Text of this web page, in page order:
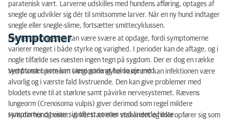
paratenisk vært. Larverne udskilles med hundens afføring, optages af
snegle og udvikler sig dér til smitsomme larver. Når en ny hund indtager
snegle eller snegle-slime, fortsætter smittecyklussen.
Symptomer
Hjerte- og lungeorm kan være svære at opdage, fordi symptomerne
varierer meget i både styrke og varighed. I perioder kan de aftage, og i
nogle tilfælde ses næsten ingen tegn på sygdom. Der er dog en række
symptomer, som kan være gode at holde øje med.
Ved fransk hjerteorm (Angiostrongylus vasorum) kan infektionen være
alvorlig og i værste fald livstruende. Den kan give problemer med
blodets evne til at størkne samt påvirke nervesystemet. Rævens
lungeorm (Crenosoma vulpis) giver derimod som regel mildere
symptomer og viser sig oftest som en vedvarende hoste.
Hvis din hund hoster, virker træt eller stakåndet og ikke opfører sig som